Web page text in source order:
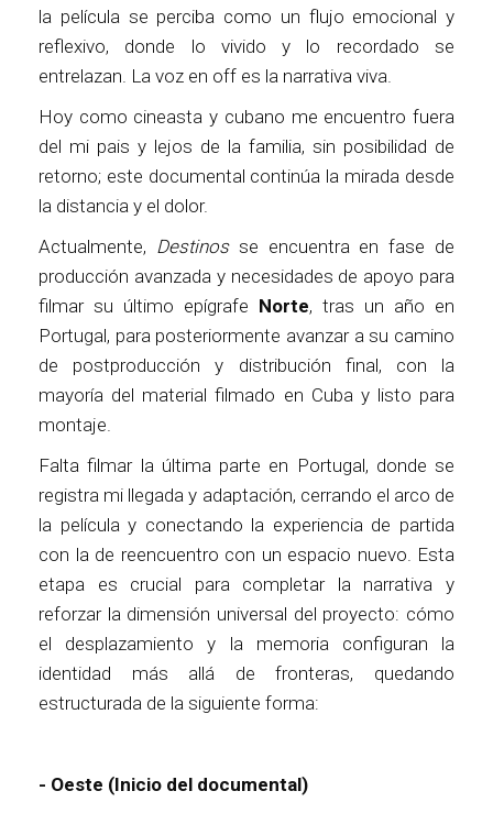
la película se perciba como un flujo emocional y
reflexivo, donde lo vivido y lo recordado se
entrelazan. La voz en off es la narrativa viva.
Hoy como cineasta y cubano me encuentro fuera
del mi pais y lejos de la familia, sin posibilidad de
retorno; este documental continúa la mirada desde
la distancia y el dolor.
Actualmente, Destinosse encuentra en fase de
producción avanzada y necesidades de apoyo para
filmar su último epígrafe Norte, tras un año en
Portugal, para posteriormente avanzar a su camino
de postproducción y distribución final, con la
mayoría del material filmado en Cuba y listo para
montaje.
Falta filmar la última parte en Portugal, donde se
registra mi llegada y adaptación, cerrando el arco de
la película y conectando la experiencia de partida
con la de reencuentro con un espacio nuevo. Esta
etapa es crucial para completar la narrativa y
reforzar la dimensión universal del proyecto: cómo
el desplazamiento y la memoria configuran la
identidad más allá de fronteras, quedando
estructurada de la siguiente forma:
- Oeste (Inicio del documental)